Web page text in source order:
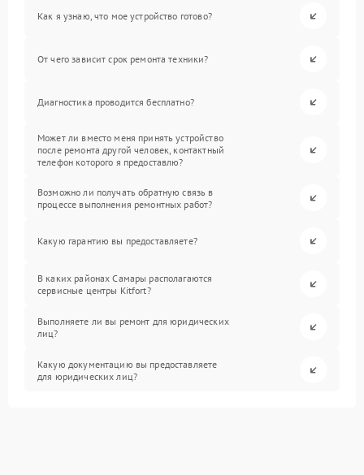
Как я узнаю, что мое устройство готово?
От чего зависит срок ремонта техники?
Диагностика проводится бесплатно?
Может ли вместо меня принять устройство
после ремонта другой человек, контактный
телефон которого я предоставлю?
Возможно ли получать обратную связь в
процессе выполнения ремонтных работ?
Какую гарантию вы предоставляете?
В каких районах Самары располагаются
сервисные центры Kitfort?
Выполняете ли вы ремонт для юридических
лиц?
Какую документацию вы предоставляете
для юридических лиц?